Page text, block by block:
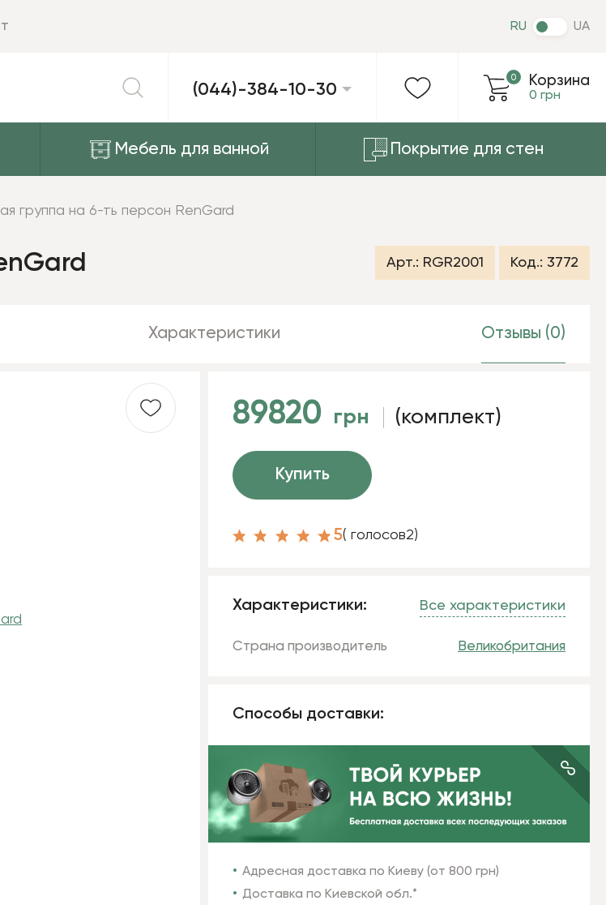
(044)-384-10-30
Корзина
0 грн
0
RU UA
Мебель для ванной Покрытие для стен
группа на 6-ть персон RenGard
Арт.: RGR2001 Код.: 3772
Характеристики Отзывы (0)
89820 грн (комплект)
Купить
5( голосов2)
Характеристики: Все характеристики
Страна производитель Великобритания
Способы доставки:
Адресная доставка по Киеву (от 800 грн)
Доставка по Киевской обл.*